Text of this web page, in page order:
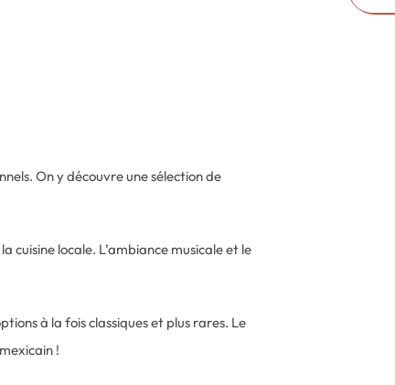
On y découvre une sélection de
locale. L’ambiance musicale et le
à la fois classiques et plus rares. Le
!